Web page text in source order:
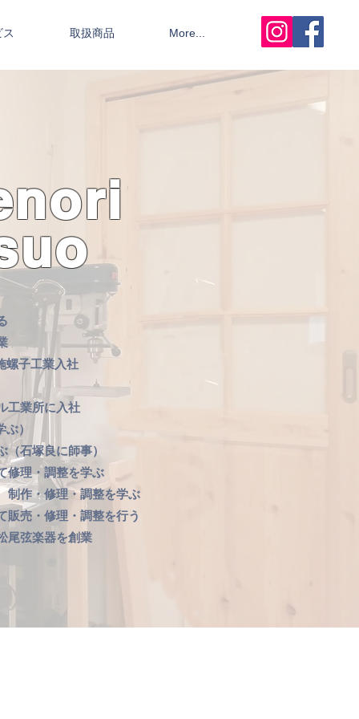
取扱商品 More...
子工業入社
業所に入社
）
石塚良に師事）
理・調整を学ぶ
作・修理・調整を学ぶ
売・修理・調整を行う
尾弦楽器を創業